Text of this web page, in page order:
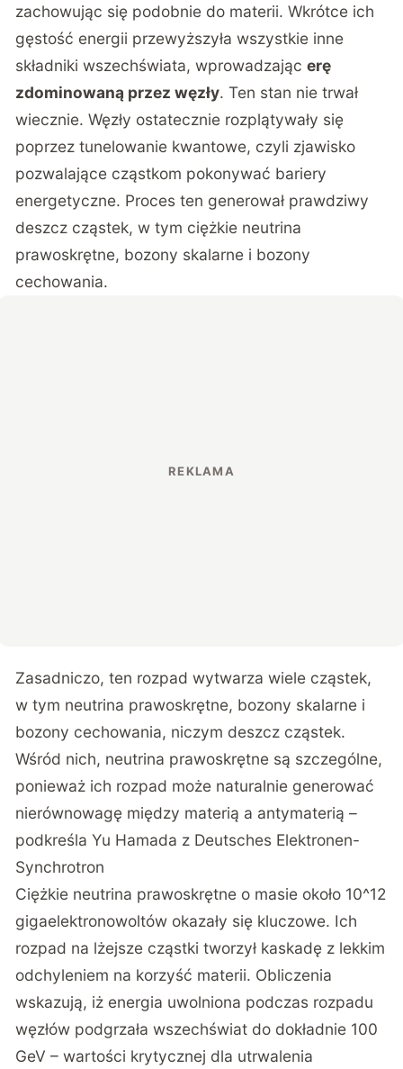
zachowując się podobnie do materii. Wkrótce ich
gęstość energii przewyższyła wszystkie inne
składniki wszechświata, wprowadzającerę
zdominowaną przez węzły. Ten stan nie trwał
wiecznie. Węzły ostatecznie rozplątywały się
poprzez tunelowanie kwantowe, czyli zjawisko
pozwalające cząstkom pokonywać bariery
energetyczne. Proces ten generował prawdziwy
deszcz cząstek, w tym ciężkie neutrina
prawoskrętne, bozony skalarne i bozony
cechowania.
Zasadniczo, ten rozpad wytwarza wiele cząstek,
w tym neutrina prawoskrętne, bozony skalarne i
bozony cechowania, niczym deszcz cząstek.
Wśród nich, neutrina prawoskrętne są szczególne,
ponieważ ich rozpad może naturalnie generować
nierównowagę między materią a antymaterią –
podkreśla Yu Hamada z Deutsches Elektronen-
Synchrotron
Ciężkie neutrina prawoskrętne o masie około 10^12
gigaelektronowoltów okazały się kluczowe. Ich
rozpad na lżejsze cząstki tworzył kaskadę z lekkim
odchyleniem na korzyść materii. Obliczenia
wskazują, iż energia uwolniona podczas rozpadu
węzłów podgrzała wszechświat do dokładnie 100
GeV – wartości krytycznej dla utrwalenia